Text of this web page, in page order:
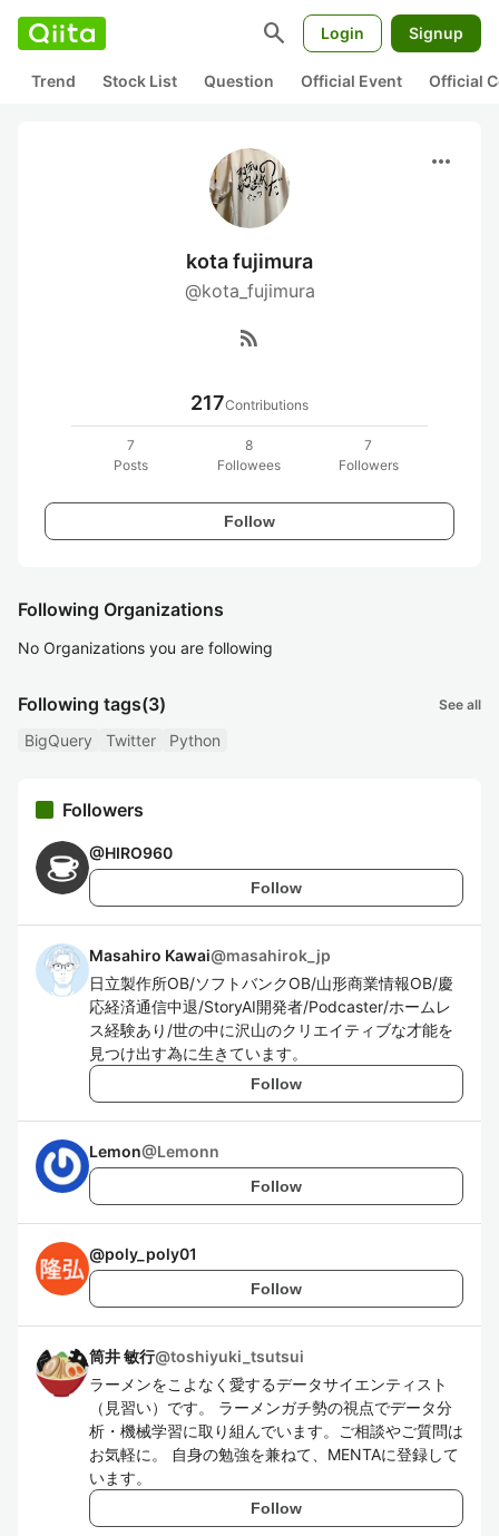
search Login Signup
Trend Stock List Question Official Event Official
more_horiz
kota fujimura
@kota_fujimura
rss_feed
217Contributions
7
Posts
8
Followees
7
Followers
Follow
Following Organizations
No Organizations you are following
Following tags(3) See all
BigQuery Twitter Python
Followers
@HIRO960
Follow
Masahiro Kawai@masahirok_jp
日立製作所OB/ソフトバンクOB/山形商業情報OB/慶
応経済通信中退/StoryAI開発者/Podcaster/ホームレ
ス経験あり/世の中に沢山のクリエイティブな才能を
見つけ出す為に生きています。
Follow
Lemon@Lemonn
Follow
@poly_poly01
Follow
筒井 敏行@toshiyuki_tsutsui
ラーメンをこよなく愛するデータサイエンティスト
（見習い）です。 ラーメンガチ勢の視点でデータ分
析・機械学習に取り組んでいます。ご相談やご質問は
お気軽に。 自身の勉強を兼ねて、MENTAに登録して
います。
Follow